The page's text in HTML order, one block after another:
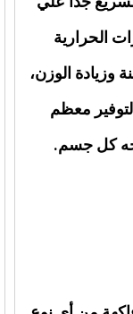
الحرارية
وزيادة الوزن،
لتوفير معظم
كل جسم.